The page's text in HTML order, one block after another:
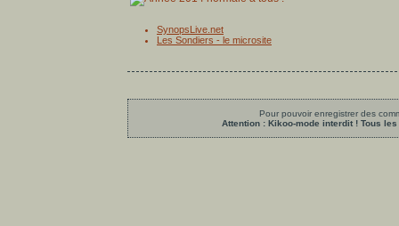
SynopsLive.net
Les Sondiers - le microsite
Pour pouvoir enregistrer des
Attention : Kikoo-mode interdit ! Tous